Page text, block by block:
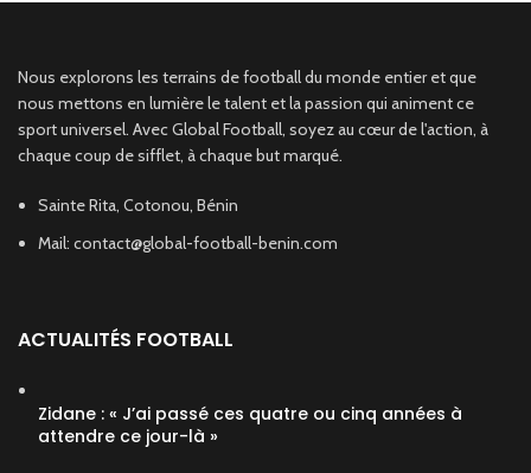
Nous explorons les terrains de football du monde entier et que
nous mettons en lumière le talent et la passion qui animent ce
sport universel. Avec Global Football, soyez au cœur de l'action, à
chaque coup de sifflet, à chaque but marqué.
Sainte Rita, Cotonou, Bénin
Mail: contact@global-football-benin.com
ACTUALITÉS FOOTBALL
Zidane : « J’ai passé ces quatre ou cinq années à
attendre ce jour-là »